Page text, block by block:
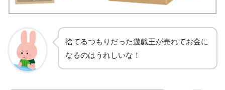
捨てるつもりだった遊戯王が売れてお金に
なるのはうれしいな！